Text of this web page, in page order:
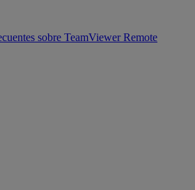
sobre TeamViewer Remote